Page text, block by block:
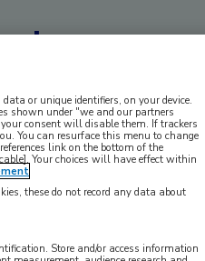
or unique identifiers, on your device.
shown under "we and our partners
consent will disable them. If trackers
You can resurface this menu to change
link on the bottom of the
Your choices will have effect within
these do not record any data about
Store and/or access information